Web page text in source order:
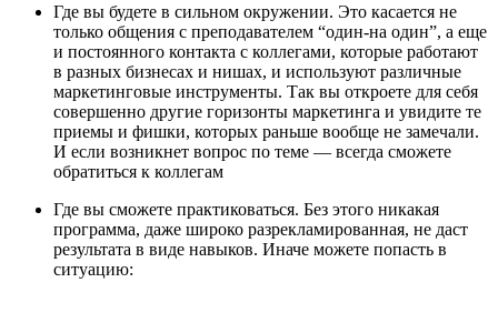
Где вы будете в сильном окружении. Это касается не
только общения с преподавателем “один-на один”, а еще
и постоянного контакта с коллегами, которые работают
в разных бизнесах и нишах, и используют различные
маркетинговые инструменты. Так вы откроете для себя
совершенно другие горизонты маркетинга и увидите те
приемы и фишки, которых раньше вообще не замечали.
И если возникнет вопрос по теме — всегда сможете
обратиться к коллегам
Где вы сможете практиковаться. Без этого никакая
программа, даже широко разрекламированная, не даст
результата в виде навыков. Иначе можете попасть в
ситуацию: